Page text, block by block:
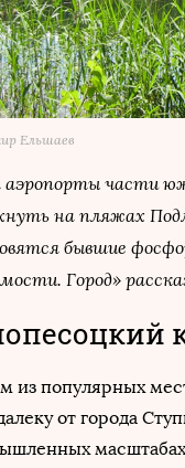
Ельшаев
аэропорты части
на пляжах
бывшие
Город»
из популярных
от города